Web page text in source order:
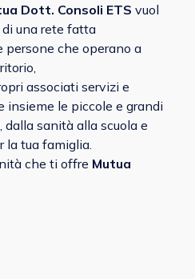
Dott. Consoli ETS vuol
una rete fatta
che operano a
associati servizi e
le piccole e grandi
sanità alla scuola e
la tua famiglia.
che ti offre Mutua